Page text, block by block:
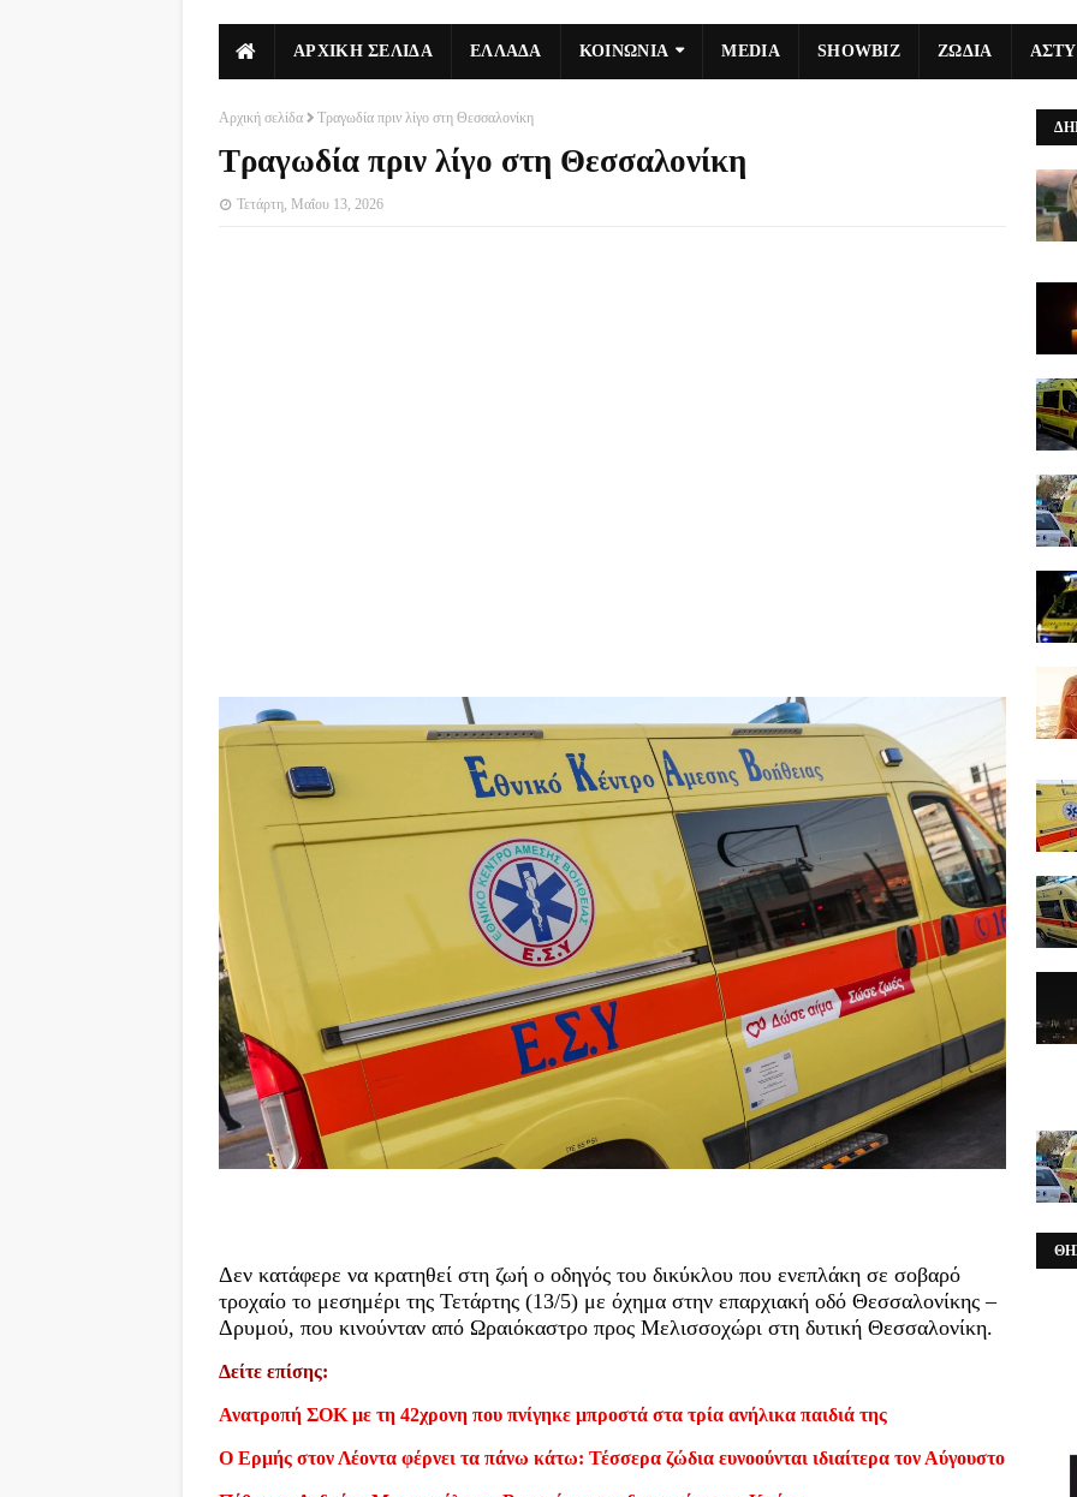
ΑΡΧΙΚΗ ΣΕΛΙΔΑ ΕΛΛΑΔΑ ΚΟΙΝΩΝΙΑ MEDIA SHOWBIZ ΖΩΔΙΑ
Αρχική σελίδα Τραγωδία πριν λίγο στη Θεσσαλονίκη
Τραγωδία πριν λίγο στη Θεσσαλονίκη
Τετάρτη, Μαΐου 13, 2026
Δεν κατάφερε να κρατηθεί στη ζωή ο οδηγός του δικύκλου που ενεπλάκη σε σοβαρό
τροχαίο το μεσημέρι της Τετάρτης (13/5) με όχημα στην επαρχιακή οδό Θεσσαλονίκης –
Δρυμού, που κινούνταν από Ωραιόκαστρο προς Μελισσοχώρι στη δυτική Θεσσαλονίκη.
Δείτε επίσης:
Ανατροπή ΣΟΚ με τη 42χρονη που πνίγηκε μπροστά στα τρία ανήλικα παιδιά της
Ο Ερμής στον Λέοντα φέρνει τα πάνω κάτω: Τέσσερα ζώδια ευνοούνται ιδιαίτερα τον Αύγουστο